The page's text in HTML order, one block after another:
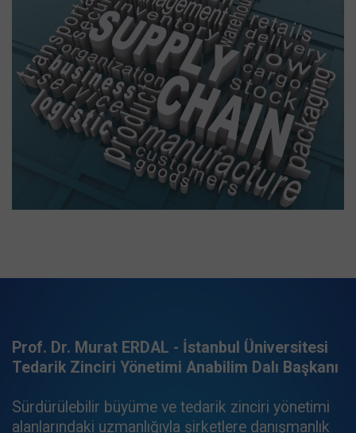
Prof. Dr. Murat ERDAL - İstanbul Üniversitesi
Tedarik Zinciri Yönetimi Anabilim Dalı Başkanı
Sürdürülebilir büyüme ve tedarik zinciri yönetimi
alanlarındaki uzmanlığıyla şirketlere danışmanlık